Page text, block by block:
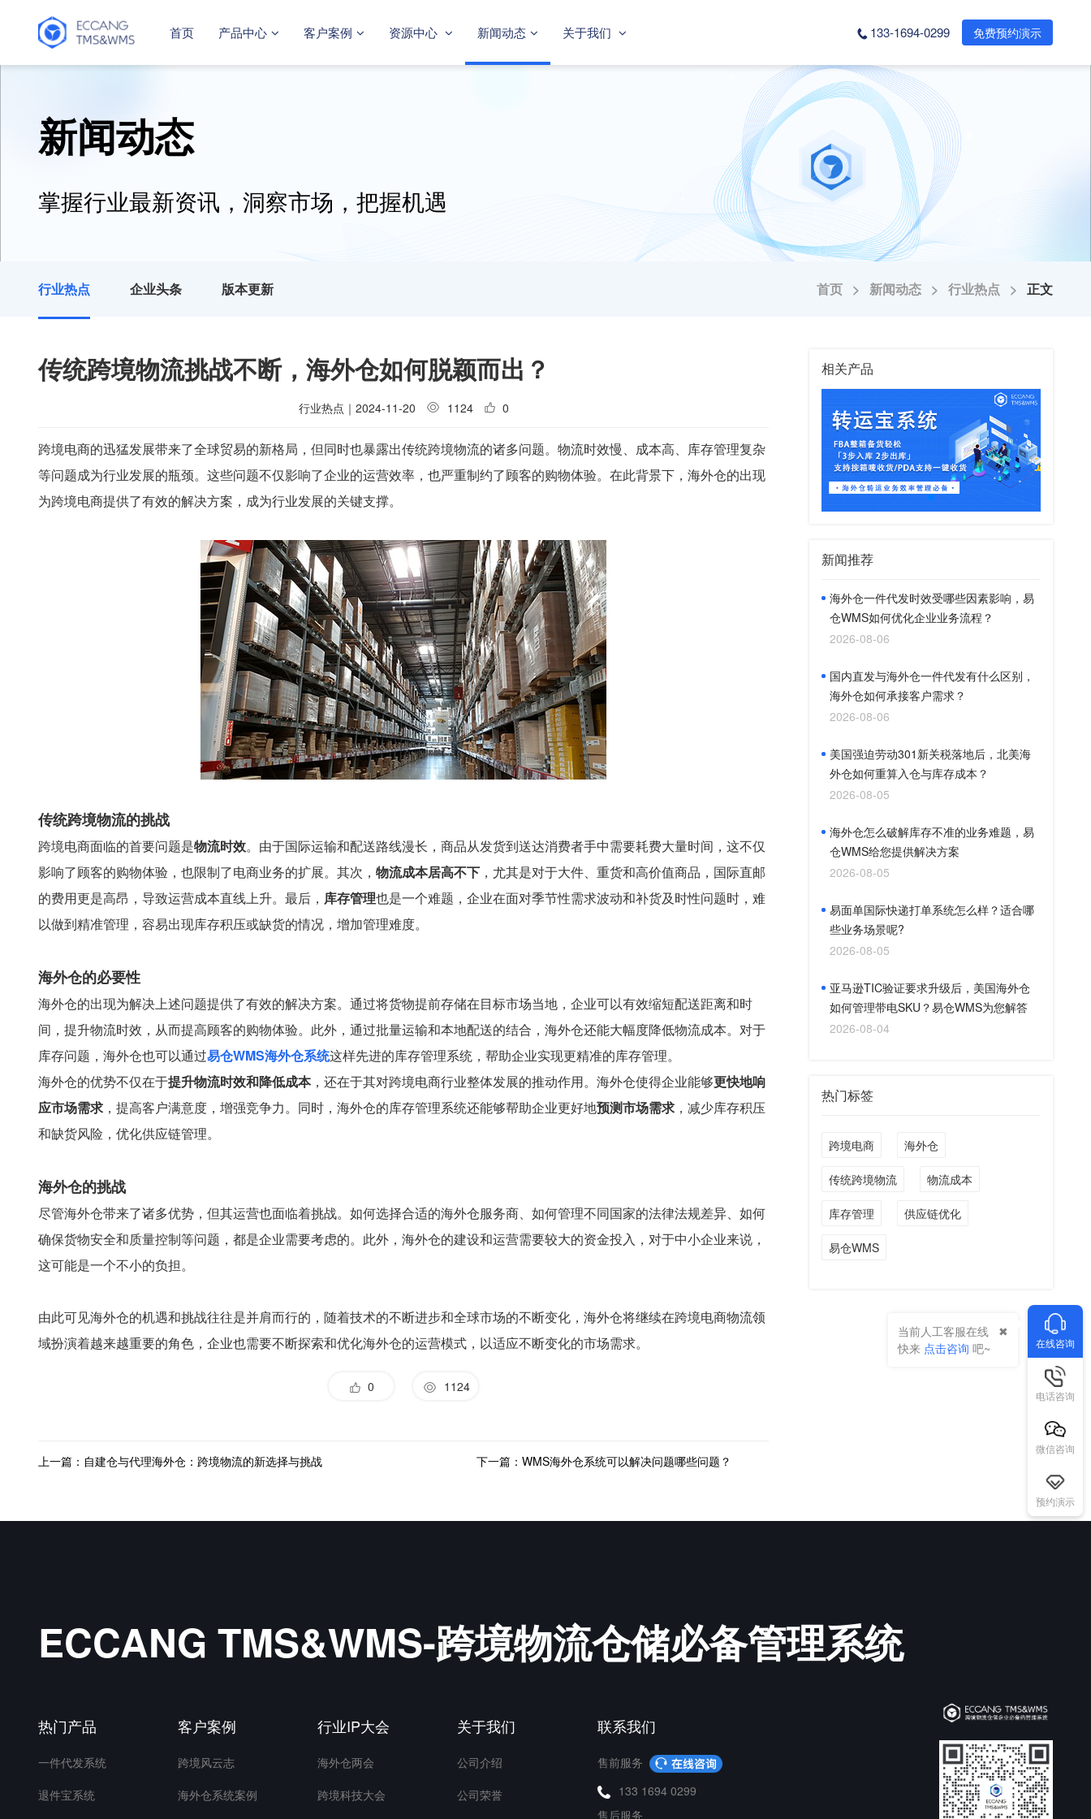
首页 产品中心 客户案例 资源中心 新闻动态 关于我们 133-1694-0299 免费预约演示
新闻动态
掌握行业最新资讯，洞察市场，把握机遇
行业热点 企业头条 版本更新 首页 > 新闻动态 > 行业热点 > 正文
传统跨境物流挑战不断，海外仓如何脱颖而出？
行业热点 ｜ 2024-11-20 1124 0
跨境电商的迅猛发展带来了全球贸易的新格局，但同时也暴露出传统跨境物流的诸多问题。物流时效慢、成本高、库存管理复杂
等问题成为行业发展的瓶颈。这些问题不仅影响了企业的运营效率，也严重制约了顾客的购物体验。在此背景下，海外仓的出现
为跨境电商提供了有效的解决方案，成为行业发展的关键支撑。
传统跨境物流的挑战
跨境电商面临的首要问题是物流时效。由于国际运输和配送路线漫长，商品从发货到送达消费者手中需要耗费大量时间，这不仅
影响了顾客的购物体验，也限制了电商业务的扩展。其次， 物流成本居高不下 ，尤其是对于大件、重货和高价值商品，国际直邮
的费用更是高昂，导致运营成本直线上升。最后， 库存管理也是一个难题，企业在面对季节性需求波动和补货及时性问题时，难
以做到精准管理，容易出现库存积压或缺货的情况，增加管理难度。
海外仓的必要性
海外仓的出现为解决上述问题提供了有效的解决方案。通过将货物提前存储在目标市场当地，企业可以有效缩短配送距离和时
间，提升物流时效，从而提高顾客的购物体验。此外，通过批量运输和本地配送的结合，海外仓还能大幅度降低物流成本。对于
库存问题，海外仓也可以通过易仓WMS海外仓系统这样先进的库存管理系统，帮助企业实现更精准的库存管理。
海外仓的优势不仅在于提升物流时效和降低成本，还在于其对跨境电商行业整体发展的推动作用。海外仓使得企业能够更快地响
应市场需求 ，提高客户满意度，增强竞争力。同时，海外仓的库存管理系统还能够帮助企业更好地预测市场需求 ，减少库存积压
和缺货风险，优化供应链管理。
海外仓的挑战
尽管海外仓带来了诸多优势，但其运营也面临着挑战。如何选择合适的海外仓服务商、如何管理不同国家的法律法规差异、如何
确保货物安全和质量控制等问题，都是企业需要考虑的。此外，海外仓的建设和运营需要较大的资金投入，对于中小企业来说，
这可能是一个不小的负担。
由此可见海外仓的机遇和挑战往往是并肩而行的，随着技术的不断进步和全球市场的不断变化，海外仓将继续在跨境电商物流领
域扮演着越来越重要的角色，企业也需要不断探索和优化海外仓的运营模式，以适应不断变化的市场需求。
0 1124
上一篇：自建仓与代理海外仓：跨境物流的新选择与挑战 下一篇：WMS海外仓系统可以解决问题哪些问题？
相关产品
新闻推荐
海外仓一件代发时效受哪些因素影响，易
仓WMS如何优化企业业务流程？
2026-08-06
国内直发与海外仓一件代发有什么区别，
海外仓如何承接客户需求？
2026-08-06
美国强迫劳动301新关税落地后，北美海
外仓如何重算入仓与库存成本？
2026-08-05
海外仓怎么破解库存不准的业务难题，易
仓WMS给您提供解决方案
2026-08-05
易面单国际快递打单系统怎么样？适合哪
些业务场景呢?
2026-08-05
亚马逊TIC验证要求升级后，美国海外仓
如何管理带电SKU？易仓WMS为您解答
2026-08-04
热门标签
跨境电商 海外仓
传统跨境物流 物流成本
库存管理 供应链优化
易仓WMS
ECCANG TMS&WMS-跨境物流仓储必备管理系统
热门产品
一件代发系统
退件宝系统
客户案例
跨境风云志
海外仓系统案例
行业IP大会
海外仓两会
跨境科技大会
关于我们
公司介绍
公司荣誉
联系我们
售前服务
133 1694 0299
售后服务
在线咨询
当前人工客服在线
快来 点击咨询 吧~
电话咨询
微信咨询
预约演示